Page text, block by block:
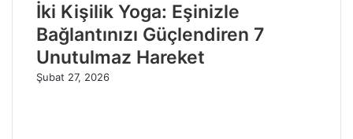
İki Kişilik Yoga: Eşinizle
Bağlantınızı Güçlendiren 7
Unutulmaz Hareket
Şubat 27, 2026